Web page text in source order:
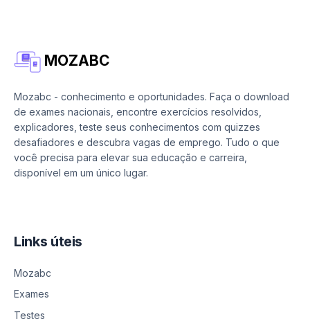
MOZABC
Mozabc - conhecimento e oportunidades. Faça o download
de exames nacionais, encontre exercícios resolvidos,
explicadores, teste seus conhecimentos com quizzes
desafiadores e descubra vagas de emprego. Tudo o que
você precisa para elevar sua educação e carreira,
disponível em um único lugar.
Links úteis
Mozabc
Exames
Testes